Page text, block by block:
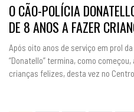
O CÃO-POLÍCIA
DE 8 ANOS A FAZER
Após oito anos de serviço em prol
“Donatello” termina, como
crianças felizes, desta vez no